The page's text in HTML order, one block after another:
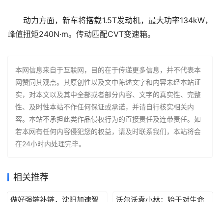
动力方面，新车将搭载1.5T发动机，最大功率134kW，
峰值扭矩240N·m。传动匹配CVT变速箱。
本网信息来自于互联网，目的在于传递更多信息，并不代表本
网赞同其观点。其原创性以及文中陈述文字和内容未经本站证
实，对本文以及其中全部或者部分内容、文字的真实性、完整
性、及时性本站不作任何保证或承诺，并请自行核实相关内
容。本站不承担此类作品侵权行为的直接责任及连带责任。如
若本网有任何内容侵犯您的权益，请及时联系我们，本站将会
在24小时内处理完毕。
相关推荐
做好强链补链，沈阳加速智 沃尔沃袁小林：始于对生命